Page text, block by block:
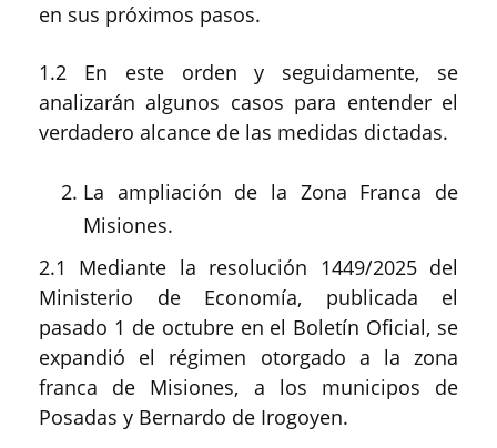
en sus próximos pasos.
1.2 En este orden y seguidamente, se
analizarán algunos casos para entender el
verdadero alcance de las medidas dictadas.
La ampliación de la Zona Franca de
Misiones.
2.1 Mediante la resolución 1449/2025 del
Ministerio de Economía, publicada el
pasado 1 de octubre en el Boletín Oficial, se
expandió el régimen otorgado a la zona
franca de Misiones, a los municipos de
Posadas y Bernardo de Irogoyen.